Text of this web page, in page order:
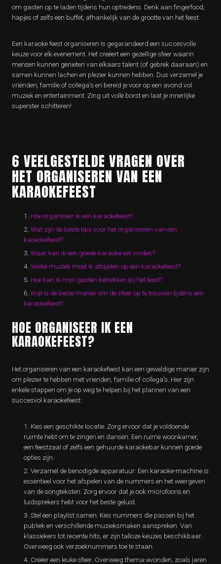
om gasten op te laden tijdens hun optredens. Denk aan fingerfood,
hapjes of zelfs een buffet, afhankelijk van de grootte van het feest.
Een karaoke feest organiseren is gegarandeerd een succesvolle
keuze voor elk evenement. Het creëert een gezellige sfeer waarin
mensen kunnen genieten van elkaars talent (of gebrek daaraan) en
samen kunnen lachen en plezier kunnen hebben. Dus verzamel je
vrienden, familie of collega’s en bereid je voor op een avond vol
muziek en entertainment. Zing uit volle borst en laat je innerlijke
superster schitteren!
6 VEELGESTELDE VRAGEN OVER
HET ORGANISEREN VAN EEN
KARAOKEFEEST
Hoe organiseer ik een karaokefeest?
Wat zijn de beste tips voor het organiseren van een
karaokefeest?
Waar kan ik een goede karaoke set vinden?
Welke muziek moet ik afspelen op een karaokefeest?
Hoe kan ik mijn gasten betrekken bij het feest?
Wat is de beste manier om de sfeer op te bouwen tijdens een
karaokefeest?
HOE ORGANISEER IK EEN
KARAOKEFEEST?
Het organiseren van een karaokefeest kan een geweldige manier zijn
om plezier te hebben met vrienden, familie of collega’s. Hier zijn
enkele stappen om je op weg te helpen bij het plannen van een
succesvol karaokefeest:
Kies een geschikte locatie: Zorg ervoor dat je voldoende
ruimte hebt om te zingen en dansen. Een ruime woonkamer,
een feestzaal of zelfs een gehuurde karaokebar kunnen goede
opties zijn.
Verzamel de benodigde apparatuur: Een karaoke-machine is
essentieel voor het afspelen van de nummers en het weergeven
van de songteksten. Zorg ervoor dat je ook microfoons en
luidsprekers hebt voor het beste geluid.
Stel een playlist samen: Kies nummers die passen bij het
publiek en verschillende muzieksmaken aanspreken. Van
klassiekers tot recente hits, er zijn talloze keuzes beschikbaar.
Overweeg ook verzoeknummers toe te staan.
Creëer een leuke sfeer: Overweeg thema-avonden, zoals jaren